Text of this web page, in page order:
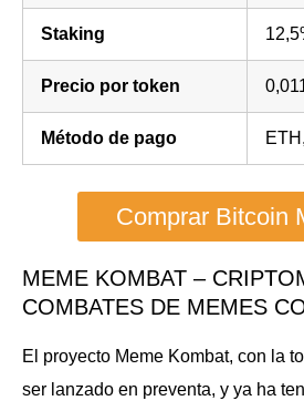
Staking
Precio por token
Método de pago
Comprar Bitcoin
MEME KOMBAT –
COMBATES DE MEMES
El proyecto Meme Kombat, con la
ser lanzado en preventa, y ya ha